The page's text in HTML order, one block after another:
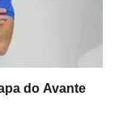
do Avante